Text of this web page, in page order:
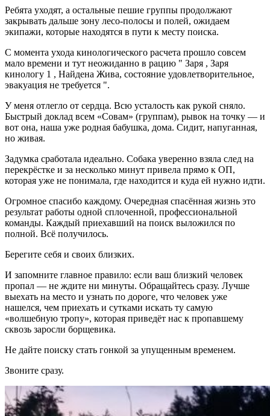
Ребята уходят, а остальные пешие группы продолжают
закрывать дальше зону лесо-полосы и полей, ожидаем
экипажи, которые находятся в пути к месту поиска.
С момента ухода кинологического расчета прошло совсем
мало времени и тут неожиданно в рацию " Заря , Заря
кинологу 1 , Найдена Жива, состояние удовлетворительное,
эвакуация не требуется ".
У меня отлегло от сердца. Всю усталость как рукой сняло.
Быстрый доклад всем «Совам» (группам), рывок на точку — и
вот она, наша уже родная бабушка, дома. Сидит, напуганная,
но живая.
Задумка сработала идеально. Собака уверенно взяла след на
перекрёстке и за несколько минут привела прямо к ОП,
которая уже не понимала, где находится и куда ей нужно идти.
Огромное спасибо каждому. Очередная спасённая жизнь это
результат работы одной сплоченной, профессиональной
команды. Каждый приехавший на поиск выложился по
полной. Всё получилось.
Берегите себя и своих близких.
И запомните главное правило: если ваш близкий человек
пропал — не ждите ни минуты. Обращайтесь сразу. Лучше
выехать на место и узнать по дороге, что человек уже
нашелся, чем приехать и сутками искать ту самую
«волшебную тропу», которая приведёт нас к пропавшему
сквозь заросли борщевика.
Не дайте поиску стать гонкой за упущенным временем.
Звоните сразу.